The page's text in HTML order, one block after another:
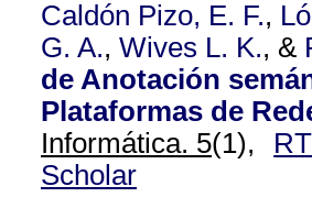
Caldón Pizo, E. F.,
G. A., Wives L. K., &
de Anotación
Plataformas de
Informática. 5(1),
Scholar